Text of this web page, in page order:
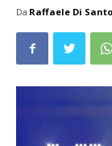
Da Raffaele Di Santo